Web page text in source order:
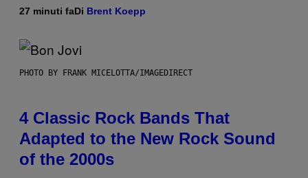
27 minuti faDi Brent Koepp
PHOTO BY FRANK MICELOTTA/IMAGEDIRECT
4 Classic Rock Bands That
Adapted to the New Rock Sound
of the 2000s